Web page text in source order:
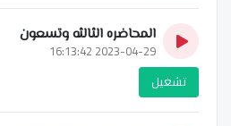
المحاضره الثالثه وتسعون
2023-04-29 16:13:42
تشغيل